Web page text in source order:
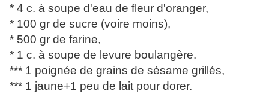
* 4 c. à soupe d'eau de fleur d'oranger,
* 100 gr de sucre (voire moins),
* 500 gr de farine,
* 1 c. à soupe de levure boulangère.
*** 1 poignée de grains de sésame grillés,
*** 1 jaune+1 peu de lait pour dorer.